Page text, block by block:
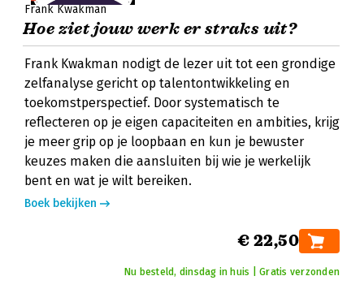
Frank Kwakman
Hoe ziet jouw werk er straks uit?
Frank Kwakman nodigt de lezer uit tot een grondige
zelfanalyse gericht op talentontwikkeling en
toekomstperspectief. Door systematisch te
reflecteren op je eigen capaciteiten en ambities, krijg
je meer grip op je loopbaan en kun je bewuster
keuzes maken die aansluiten bij wie je werkelijk
bent en wat je wilt bereiken.
Boek bekijken
€ 22,50
Nu besteld, dinsdag in huis | Gratis verzonden